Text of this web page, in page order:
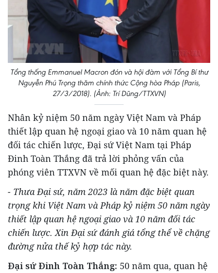
Tổng thống Emmanuel Macron đón và hội đàm với Tổng Bí thư
Nguyễn Phú Trọng thăm chính thức Cộng hòa Pháp (Paris,
27/3/2018). (Ảnh: Trí Dũng/TTXVN)
Nhân kỷ niệm 50 năm ngày Việt Nam và Pháp
thiết lập quan hệ ngoại giao và 10 năm quan hệ
đối tác chiến lược, Đại sứ Việt Nam tại Pháp
Đinh Toàn Thắng đã trả lời phỏng vấn của
phóng viên TTXVN về mối quan hệ đặc biệt này.
- Thưa Đại sứ, năm 2023 là năm đặc biệt quan
trọng khi Việt Nam và Pháp kỷ niệm 50 năm ngày
thiết lập quan hệ ngoại giao và 10 năm đối tác
chiến lược. Xin Đại sứ đánh giá tổng thể về chặng
đường nửa thế kỷ hợp tác này.
Đại sứ Đinh Toàn Thắng: 50 năm qua, quan hệ